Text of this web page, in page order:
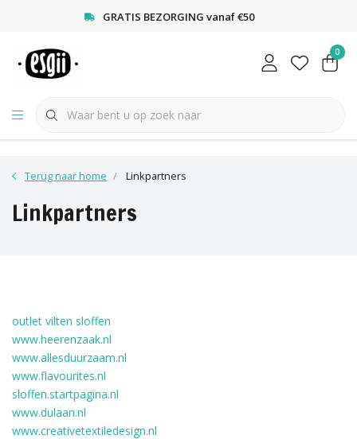
GRATIS BEZORGING vanaf €50
0
Terug naar home Linkpartners
Linkpartners
outlet vilten sloffen
www.heerenzaak.nl
www.allesduurzaam.nl
www.flavourites.nl
sloffen.startpagina.nl
www.dulaan.nl
www.creativetextiledesign.nl